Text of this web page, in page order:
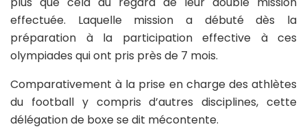
effectuée. Laquelle mission a débuté dès la
préparation à la participation effective à ces
olympiades qui ont pris près de 7 mois.
Comparativement à la prise en charge des athlètes
du football y compris d’autres disciplines, cette
délégation de boxe se dit mécontente.